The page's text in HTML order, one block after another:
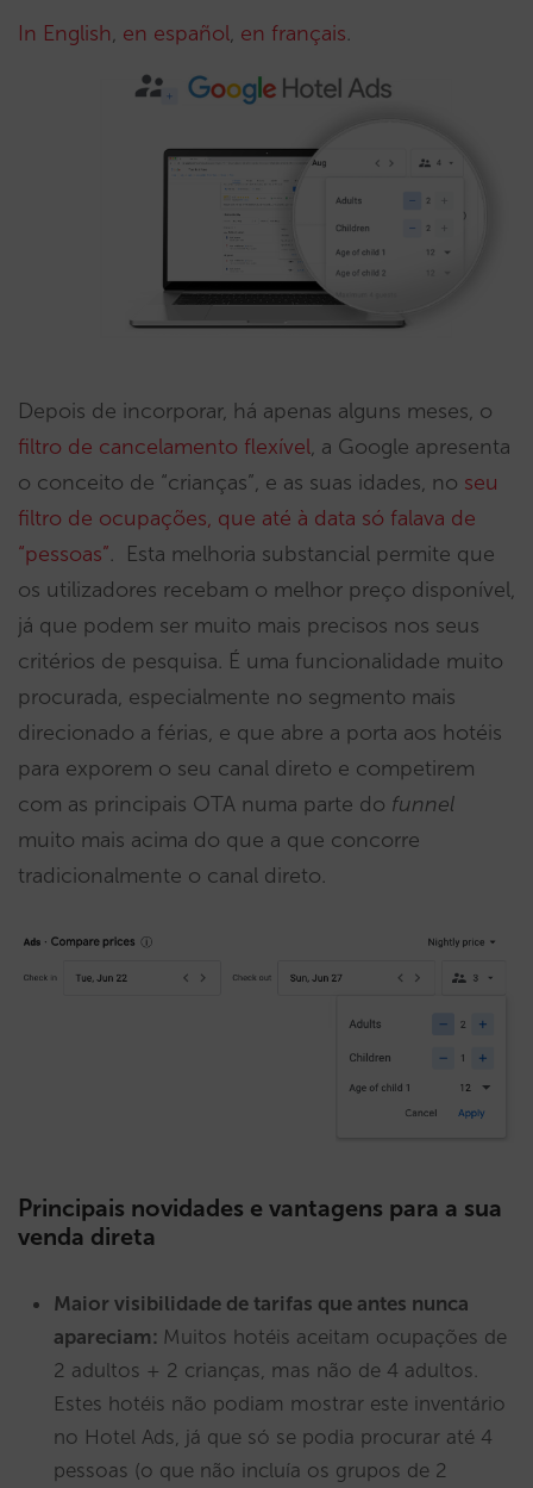
In English, en español, en français.
Depois de incorporar, há apenas alguns meses, o
filtro de cancelamento flexível, a Google apresenta
o conceito de “crianças”, e as suas idades, no seu
filtro de ocupações, que até à data só falava de
“pessoas”. Esta melhoria substancial permite que
os utilizadores recebam o melhor preço disponível,
já que podem ser muito mais precisos nos seus
critérios de pesquisa. É uma funcionalidade muito
procurada, especialmente no segmento mais
direcionado a férias, e que abre a porta aos hotéis
para exporem o seu canal direto e competirem
com as principais OTA numa parte do funnel
muito mais acima do que a que concorre
tradicionalmente o canal direto.
Principais novidades e vantagens para a sua
venda direta
Maior visibilidade de tarifas que antes nunca
apareciam: Muitos hotéis aceitam ocupações de
2 adultos + 2 crianças, mas não de 4 adultos.
Estes hotéis não podiam mostrar este inventário
no Hotel Ads, já que só se podia procurar até 4
pessoas (o que não incluía os grupos de 2